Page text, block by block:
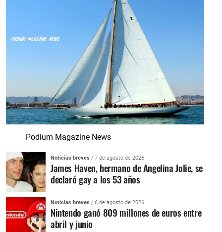
Podium Magazine News
Noticias breves / 7 de agosto de 2026
James Haven, hermano de Angelina Jolie, se
declaró gay a los 53 años
Noticias breves / 6 de agosto de 2026
Nintendo ganó 809 millones de euros entre
abril y junio